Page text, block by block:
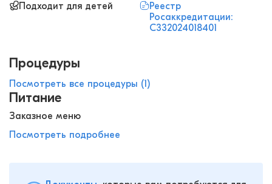
Подходит для детей
Реестр
Росаккредитации:
С332024018401
Процедуры
Посмотреть все процедуры (1)
Питание
Заказное меню
Посмотреть подробнее